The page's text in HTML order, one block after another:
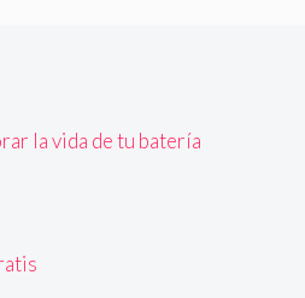
la vida de tu batería